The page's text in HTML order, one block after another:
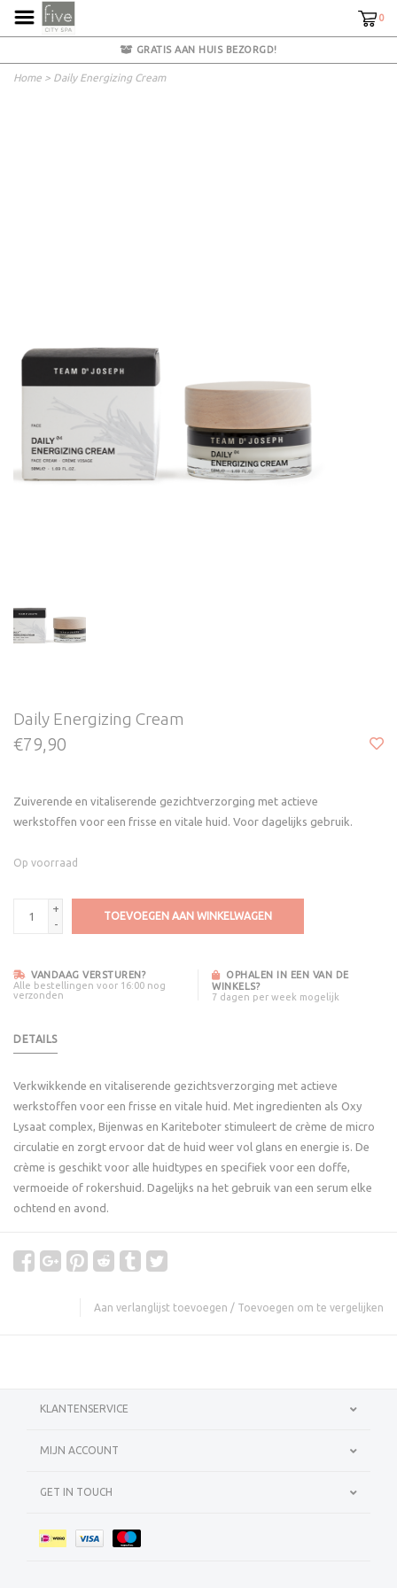
0
GRATIS AAN HUIS BEZORGD!
Home > Daily Energizing Cream
Daily Energizing Cream
€79,90
Zuiverende en vitaliserende gezichtverzorging met actieve
werkstoffen voor een frisse en vitale huid. Voor dagelijks gebruik.
Op voorraad
+
-
TOEVOEGEN AAN WINKELWAGEN
VANDAAG VERSTUREN?
Alle bestellingen voor 16:00 nog
verzonden
OPHALEN IN EEN VAN DE
WINKELS?
7 dagen per week mogelijk
DETAILS
Verkwikkende en vitaliserende gezichtsverzorging met actieve
werkstoffen voor een frisse en vitale huid. Met ingredienten als Oxy
Lysaat complex, Bijenwas en Kariteboter stimuleert de crème de micro
circulatie en zorgt ervoor dat de huid weer vol glans en energie is. De
crème is geschikt voor alle huidtypes en specifiek voor een doffe,
vermoeide of rokershuid. Dagelijks na het gebruik van een serum elke
ochtend en avond.
Aan verlanglijst toevoegen / Toevoegen om te vergelijken
KLANTENSERVICE
MIJN ACCOUNT
GET IN TOUCH